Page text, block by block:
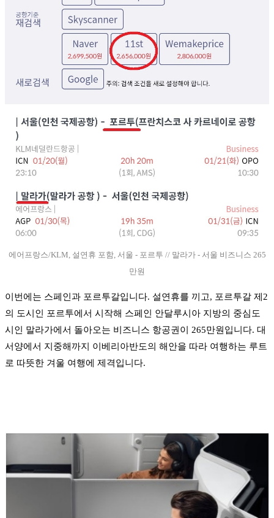
에어프랑스/KLM, 설연휴 포함, 서울 - 포르투 // 말라가 - 서울 비즈니스 265
만원
이번에는 스페인과 포르투갈입니다. 설연휴를 끼고, 포르투갈 제2
의 도시인 포르투에서 시작해 스페인 안달루시아 지방의 중심도
시인 말라가에서 돌아오는 비즈니스 항공권이 265만원입니다. 대
서양에서 지중해까지 이베리아반도의 해안을 따라 여행하는 루트
로 따뜻한 겨울 여행에 제격입니다.